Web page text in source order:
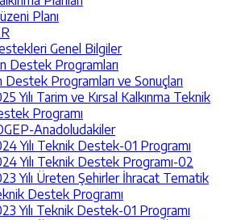
Planı
Genel Bilgiler
Destek Programları
Destek Programları ve Sonuçları
Yılı Tarim ve Kırsal Kalkınma Teknik
Programı
Anadoludakiler
Yılı Teknik Destek-01 Programı
Yılı Teknik Destek Programı-02
Yılı Üreten Şehirler İhracat Tematik
Destek Programı
Yılı Teknik Destek-01 Programı